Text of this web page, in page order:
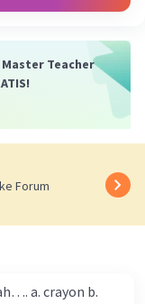
Teacher
Forum
a. crayon b.